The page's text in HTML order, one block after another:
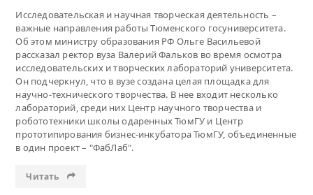
Исследовательская и научная творческая деятельность –
важные направления работы Тюменского госуниверситета.
Об этом министру образования РФ Ольге Васильевой
рассказал ректор вуза Валерий Фальков во время осмотра
исследовательских и творческих лабораторий университета.
Он подчеркнул, что в вузе создана целая площадка для
научно-технического творчества. В нее входит несколько
лабораторий, среди них Центр научного творчества и
робототехники школы одаренных ТюмГУ и Центр
прототипирования бизнес-инкубатора ТюмГУ, объединенные
в один проект – "ФабЛаб".
Читать